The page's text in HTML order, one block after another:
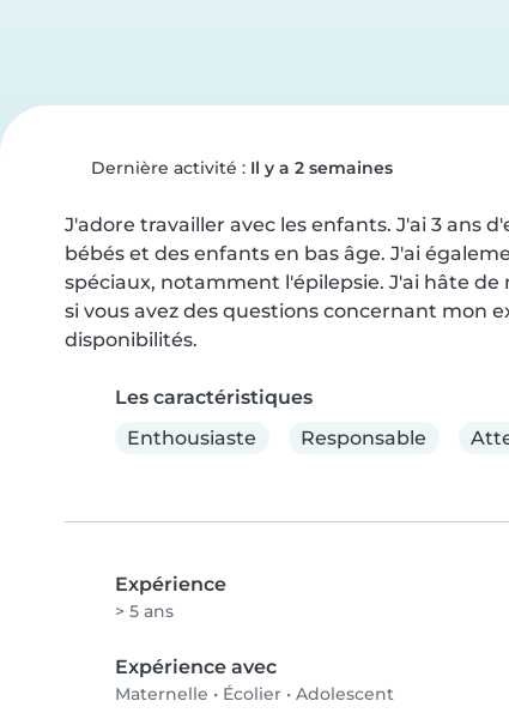
Dernière activité : Il y a 2 semaines
J'adore travailler avec les enfants. J'ai 3 ans
bébés et des enfants en bas âge. J'ai
spéciaux, notamment l'épilepsie. J'ai hâte
si vous avez des questions concernant mon
disponibilités.
Les caractéristiques
Enthousiaste
Responsable
Expérience
> 5 ans
Expérience avec
Maternelle • Écolier • Adolescent